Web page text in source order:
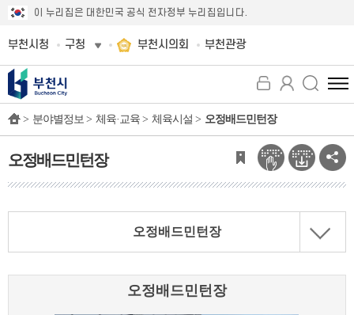
이 누리집은 대한민국 공식 전자정부 누리집입니다.
부천시청 구청 부천시의회 부천관광
전
체
뉴
보
기
> 분야별정보 > 체육·교육 > 체육시설 > 오정배드민턴장
오정배드민턴장
오정배드민턴장
오정배드민턴장